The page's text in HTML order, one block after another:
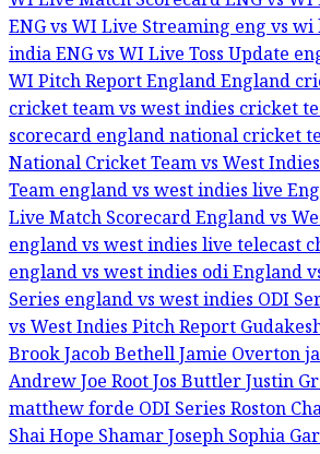
ENG vs WI Live Streamingeng vs
indiaENG vs WI Live Toss Update
WI Pitch ReportEnglandEngland
cricket team vs west indies cricket
scorecardengland national cricket
National Cricket Team vs West
Teamengland vs west indies live
Live Match ScorecardEngland vs
england vs west indies live telecast
england vs west indies odiEngland
Seriesengland vs west indies ODI
vs West Indies Pitch Report
BrookJacob BethellJamie Overton
AndrewJoe RootJos ButtlerJustin
matthew fordeODI SeriesRoston
Shai HopeShamar JosephSophia